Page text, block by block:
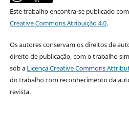
Este trabalho encontra-se publicado
Creative Commons Atribuição 4.0.
Os autores conservam os direitos de
direito de publicação, com o trabalho
sob a Licença Creative Commons
do trabalho com reconhecimento da
revista.